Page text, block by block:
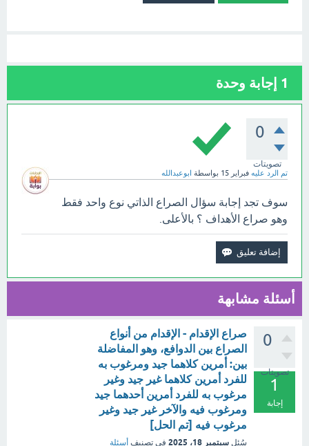
1 إجابة وحدة
0
تصويتات
تم الرد عليه فبراير 15 بواسطة ابوعبدالله
سوف تجد إجابة سؤال الصراع الذاتي نوع واحد فقط
وهو صراع الأهداف ؟ بالأعلى.
أسئلة مشابهة
0
تصويتات
1
إجابة
صراع الإقدام - الإقدام من أنواع
الصراع بين الدوافع، وهو المفاضلة
بين: أمرين كلاهما جيد ومرغوب به
للفرد أمرين كلاهما غير جيد وغير
مرغوب به للفرد أمرين أحدهما جيد
ومرغوب فيه والآخر غير جيد وغير
مرغوب فيه [تم الحل]
سُئل سبتمبر 18، 2025 في تصنيف أسئلة